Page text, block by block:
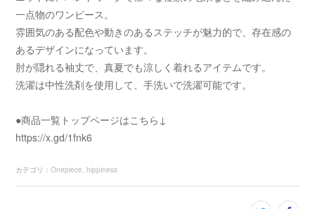
一点物のワンピース。
雰囲気のある配色や動きのあるステッチが魅力的で、存在感の
あるデザインになっています。
肘が隠れる袖丈で、真夏でも涼しく着れるアイテムです。
洗濯は中性洗剤を使用して、手洗いで洗濯可能です。
●商品一覧トップページはこちら↓
https://x.gd/1fnk6
カテゴリ ：Onepiece hippiness